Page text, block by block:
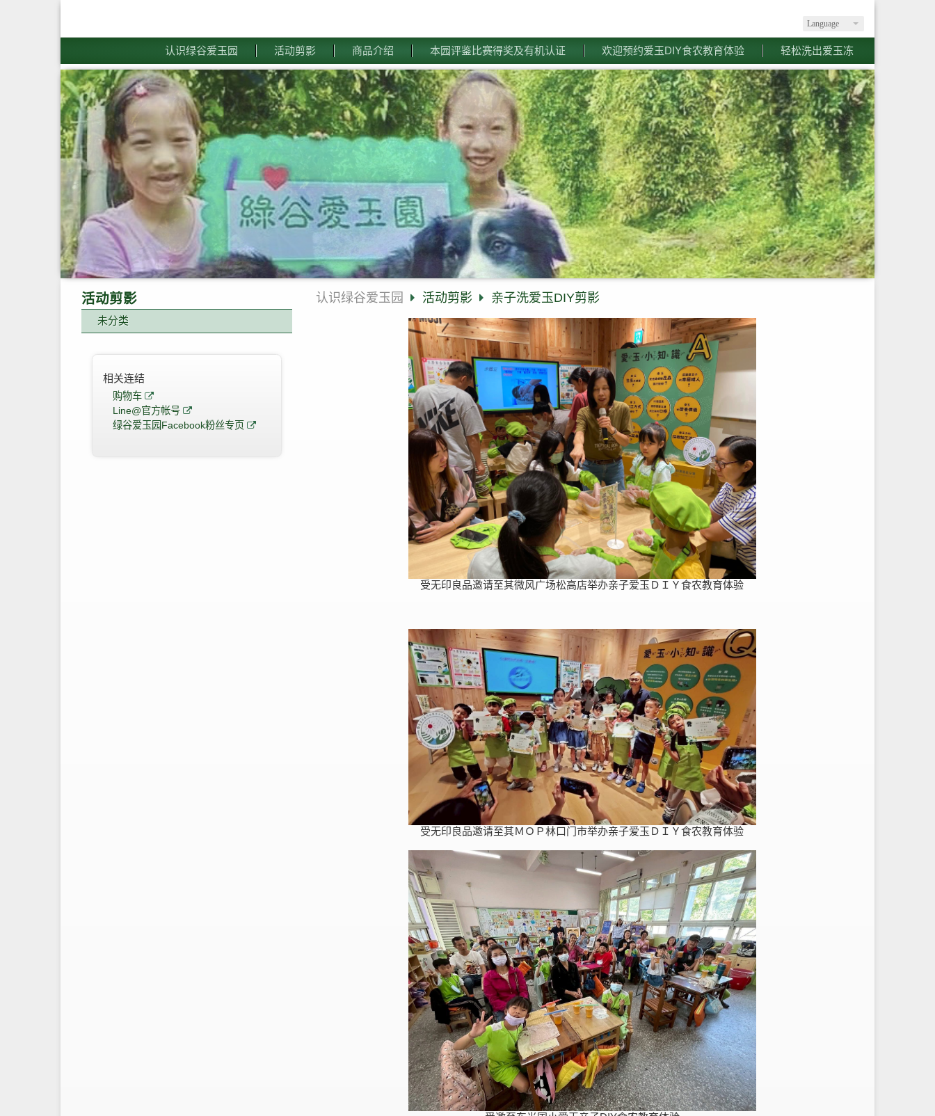
Language
认识绿谷爱玉园 活动剪影 商品介绍 本园评鉴比赛得奖及有机认证 欢迎预约爱玉DIY食农教育体验 轻松洗出爱玉冻
活动剪影
未分类
相关连结
购物车
Line@官方帐号
绿谷爱玉园Facebook粉丝专页
认识绿谷爱玉园 活动剪影 亲子洗爱玉DIY剪影
受无印良品邀请至其微风广场松高店举办亲子爱玉ＤＩＹ食农教育体验
受无印良品邀请至其ＭＯＰ林口门市举办亲子爱玉ＤＩＹ食农教育体验